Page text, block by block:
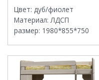
Цвет:дуб/фиолет
Материал:ЛДСП
размер: 1980*855*750